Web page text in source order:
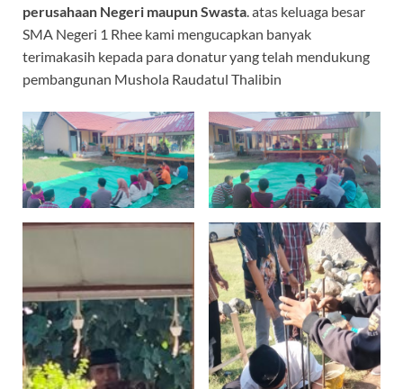
perusahaan Negeri maupun Swasta . atas keluaga besar
SMA Negeri 1 Rhee kami mengucapkan banyak
terimakasih kepada para donatur yang telah mendukung
pembangunan Mushola Raudatul Thalibin